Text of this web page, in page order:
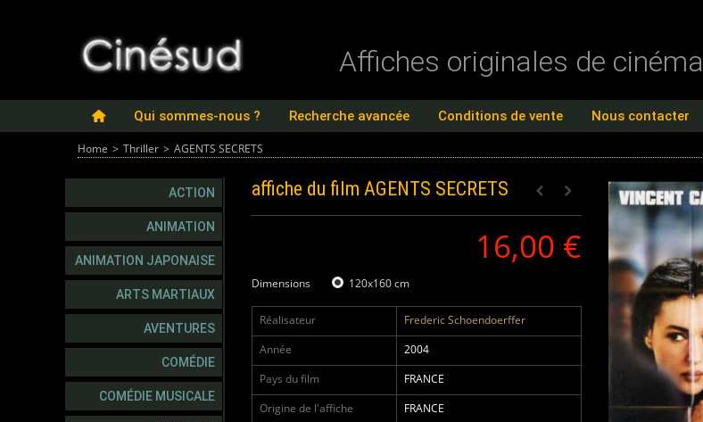
Affiches originales de cinéma
Qui sommes-nous ? Recherche avancée Conditions de vente Nous contacter
Home > Thriller > AGENTS SECRETS
ACTION
ANIMATION
ANIMATION JAPONAISE
ARTS MARTIAUX
AVENTURES
COMÉDIE
COMÉDIE MUSICALE
affiche du film AGENTS SECRETS
16,00 €
Dimensions 120x160 cm
Réalisateur
Frederic Schoendoerffer
Année
2004
Pays du film
FRANCE
Origine de l'affiche
FRANCE